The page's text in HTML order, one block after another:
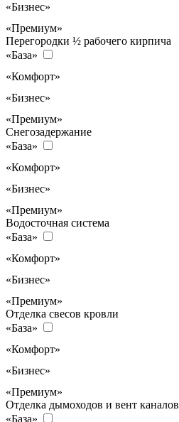
«Бизнес»
«Премиум»
Перегородки ½ рабочего кирпича
«База»
«Комфорт»
«Бизнес»
«Премиум»
Снегозадержание
«База»
«Комфорт»
«Бизнес»
«Премиум»
Водосточная система
«База»
«Комфорт»
«Бизнес»
«Премиум»
Отделка свесов кровли
«База»
«Комфорт»
«Бизнес»
«Премиум»
Отделка дымоходов и вент каналов
«База»